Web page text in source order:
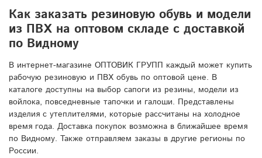
Как заказать резиновую обувь и модели
из ПВХ на оптовом складе с доставкой
по Видному
В интернет-магазине ОПТОВИК ГРУПП каждый может купить
рабочую резиновую и ПВХ обувь по оптовой цене. В
каталоге доступны на выбор сапоги из резины, модели из
войлока, повседневные тапочки и галоши. Представлены
изделия с утеплителями, которые рассчитаны на холодное
время года. Доставка покупок возможна в ближайшее время
по Видному. Также отправляем заказы в другие регионы по
России.